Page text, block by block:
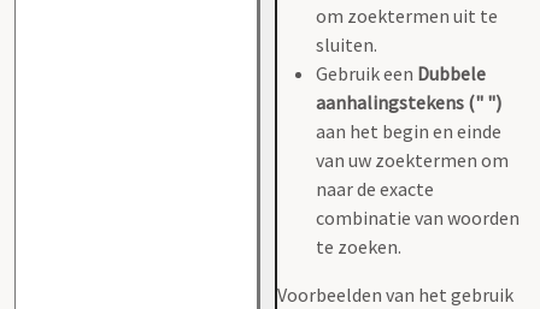
om zoektermen uit te
sluiten.
Gebruik een Dubbele
aanhalingstekens (" ")
aan het begin en einde
van uw zoektermen om
naar de exacte
combinatie van woorden
te zoeken.
Voorbeelden van het gebruik